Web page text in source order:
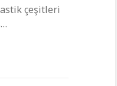
çeşitleri